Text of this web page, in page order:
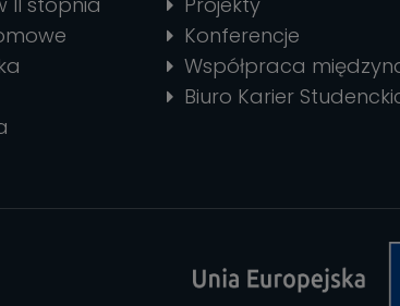
Konferencje
Współpraca
Biuro Karier